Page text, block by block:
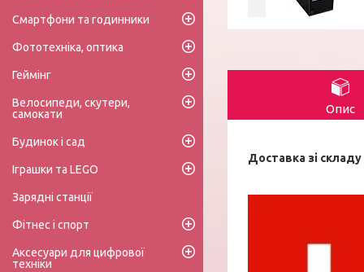
Опис
Доставка зі
Смартфони та годинники
Фототехніка, оптика
Геймінг
Велосипеди, скутери,
самокати
Будинок і сад
Іграшки та LEGO
Зарядні станції
Фітнес і спорт
Аксесуари для цифрової
техніки